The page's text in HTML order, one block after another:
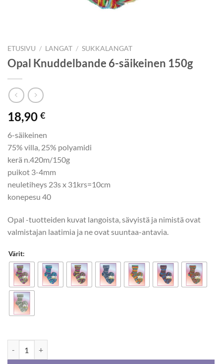
ETUSIVU / LANGAT / SUKKALANGAT
Opal Knuddelbande 6-säikeinen 150g
18,90 €
6-säikeinen
75% villa, 25% polyamidi
kerä n.420m/150g
puikot 3-4mm
neuletiheys 23s x 31krs=10cm
konepesu 40
Opal -tuotteiden kuvat langoista, sävyistä ja nimistä ovat
valmistajan laatimia ja ne ovat suuntaa-antavia.
Värit: